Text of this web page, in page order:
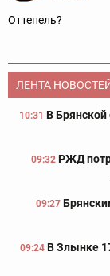
Оттепель?
ЛЕНТА
10:31 В
09:32 РЖД
09:27
09:24 В Злынке